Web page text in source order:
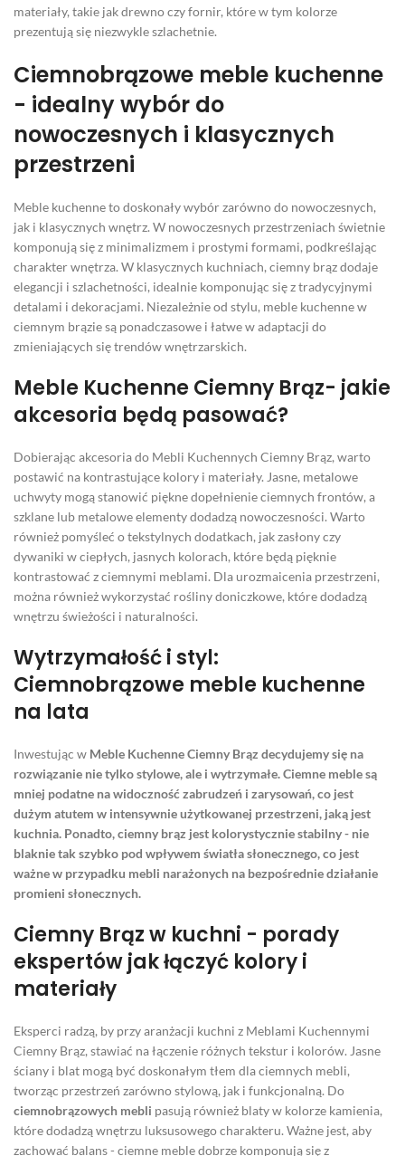
materiały, takie jak drewno czy fornir, które w tym kolorze
prezentują się niezwykle szlachetnie.
Ciemnobrązowe meble kuchenne
- idealny wybór do
nowoczesnych i klasycznych
przestrzeni
Meble kuchenne to doskonały wybór zarówno do nowoczesnych,
jak i klasycznych wnętrz. W nowoczesnych przestrzeniach świetnie
komponują się z minimalizmem i prostymi formami, podkreślając
charakter wnętrza. W klasycznych kuchniach, ciemny brąz dodaje
elegancji i szlachetności, idealnie komponując się z tradycyjnymi
detalami i dekoracjami. Niezależnie od stylu, meble kuchenne w
ciemnym brązie są ponadczasowe i łatwe w adaptacji do
zmieniających się trendów wnętrzarskich.
Meble Kuchenne Ciemny Brąz- jakie
akcesoria będą pasować?
Dobierając akcesoria do Mebli Kuchennych Ciemny Brąz, warto
postawić na kontrastujące kolory i materiały. Jasne, metalowe
uchwyty mogą stanowić piękne dopełnienie ciemnych frontów, a
szklane lub metalowe elementy dodadzą nowoczesności. Warto
również pomyśleć o tekstylnych dodatkach, jak zasłony czy
dywaniki w ciepłych, jasnych kolorach, które będą pięknie
kontrastować z ciemnymi meblami. Dla urozmaicenia przestrzeni,
można również wykorzystać rośliny doniczkowe, które dodadzą
wnętrzu świeżości i naturalności.
Wytrzymałość i styl:
Ciemnobrązowe meble kuchenne
na lata
Inwestując w Meble Kuchenne Ciemny Brąz decydujemy się na
rozwiązanie nie tylko stylowe, ale i wytrzymałe. Ciemne meble są
mniej podatne na widoczność zabrudzeń i zarysowań, co jest
dużym atutem w intensywnie użytkowanej przestrzeni, jaką jest
kuchnia. Ponadto, ciemny brąz jest kolorystycznie stabilny - nie
blaknie tak szybko pod wpływem światła słonecznego, co jest
ważne w przypadku mebli narażonych na bezpośrednie działanie
promieni słonecznych.
Ciemny Brąz w kuchni - porady
ekspertów jak łączyć kolory i
materiały
Eksperci radzą, by przy aranżacji kuchni z Meblami Kuchennymi
Ciemny Brąz, stawiać na łączenie różnych tekstur i kolorów. Jasne
ściany i blat mogą być doskonałym tłem dla ciemnych mebli,
tworząc przestrzeń zarówno stylową, jak i funkcjonalną. Do
ciemnobrązowych mebli pasują również blaty w kolorze kamienia,
które dodadzą wnętrzu luksusowego charakteru. Ważne jest, aby
zachować balans - ciemne meble dobrze komponują się z